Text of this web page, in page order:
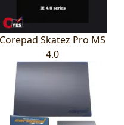
Corepad Skatez Pro MS
4.0